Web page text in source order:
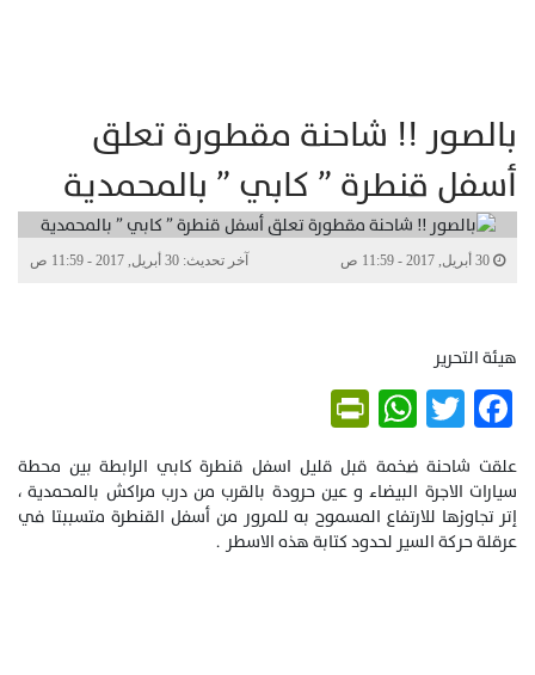
بالصور !! شاحنة مقطورة تعلق
أسفل قنطرة ” كابي ” بالمحمدية
آخر تحديث: 30 أبريل, 2017 - 11:59 ص
هيئة التحرير
Facebook
Twitter
WhatsApp
علقت شاحنة ضخمة قبل قليل اسفل قنطرة كابي الرابطة بين محطة
سيارات الاجرة البيضاء و عين حرودة بالقرب من درب مراكش بالمحمدية ،
إتر تجاوزها للارتفاع المسموح به للمرور من أسفل القنطرة متسببتا في
عرقلة حركة السير لحدود كتابة هذه الاسطر .